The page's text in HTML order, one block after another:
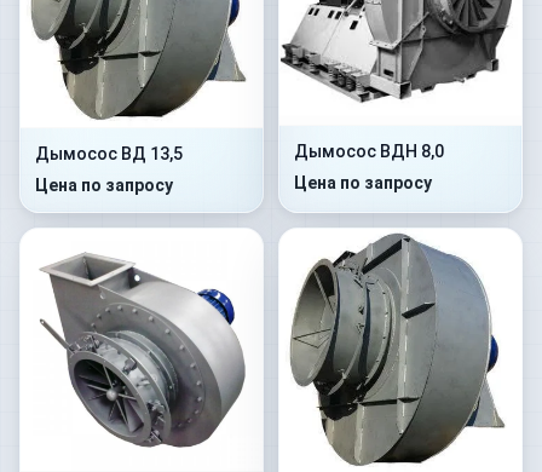
Дымосос ВД 13,5
Цена по запросу
Дымосос ВДН 8,0
Цена по запросу